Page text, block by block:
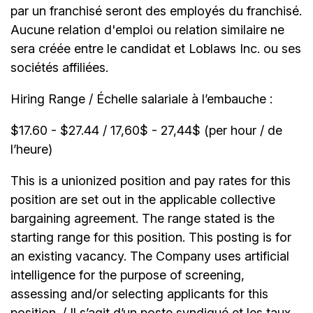
par un franchisé seront des employés du franchisé.
Aucune relation d'emploi ou relation similaire ne
sera créée entre le candidat et Loblaws Inc. ou ses
sociétés affiliées.
Hiring Range / Échelle salariale à l’embauche :
$17.60 - $27.44 / 17,60$ - 27,44$ (per hour / de
l’heure)
This is a unionized position and pay rates for this
position are set out in the applicable collective
bargaining agreement. The range stated is the
starting range for this position. This posting is for
an existing vacancy. The Company uses artificial
intelligence for the purpose of screening,
assessing and/or selecting applicants for this